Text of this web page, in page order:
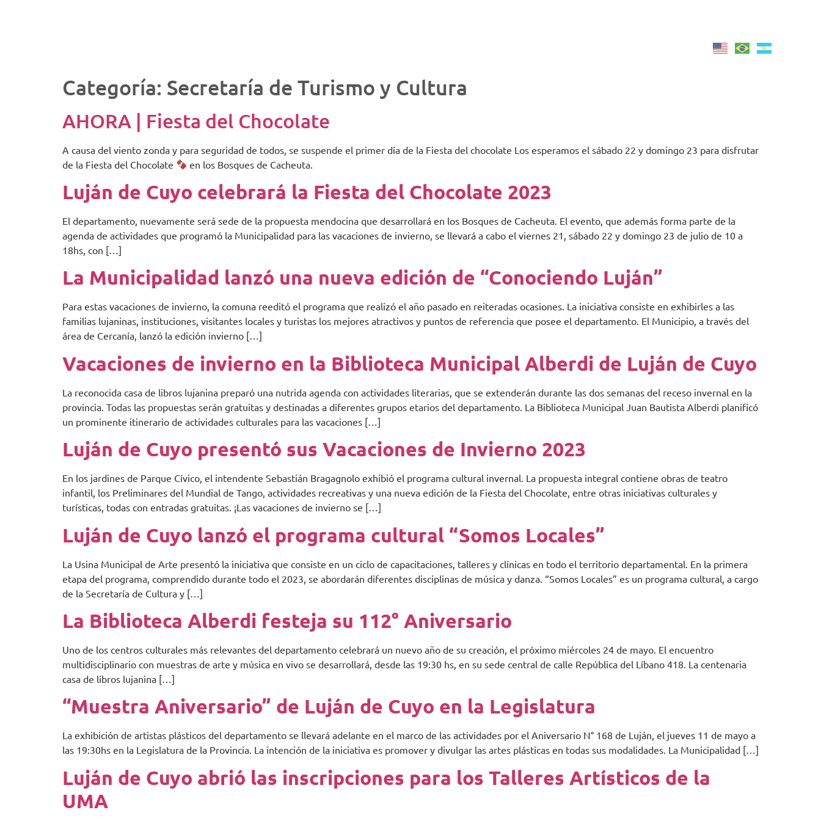
Categoría: Secretaría de Turismo y Cultura
AHORA | Fiesta del Chocolate
A causa del viento zonda y para seguridad de todos, se suspende el primer día de la Fiesta del chocolate Los esperamos el sábado 22 y domingo 23 para disfrutar
de la Fiesta del Chocolate
en los Bosques de Cacheuta.
Luján de Cuyo celebrará la Fiesta del Chocolate 2023
El departamento, nuevamente será sede de la propuesta mendocina que desarrollará en los Bosques de Cacheuta. El evento, que además forma parte de la
agenda de actividades que programó la Municipalidad para las vacaciones de invierno, se llevará a cabo el viernes 21, sábado 22 y domingo 23 de julio de 10 a
18hs, con […]
La Municipalidad lanzó una nueva edición de “Conociendo Luján”
Para estas vacaciones de invierno, la comuna reeditó el programa que realizó el año pasado en reiteradas ocasiones. La iniciativa consiste en exhibirles a las
familias lujaninas, instituciones, visitantes locales y turistas los mejores atractivos y puntos de referencia que posee el departamento. El Municipio, a través del
área de Cercanía, lanzó la edición invierno […]
Vacaciones de invierno en la Biblioteca Municipal Alberdi de Luján de Cuyo
La reconocida casa de libros lujanina preparó una nutrida agenda con actividades literarias, que se extenderán durante las dos semanas del receso invernal en la
provincia. Todas las propuestas serán gratuitas y destinadas a diferentes grupos etarios del departamento. La Biblioteca Municipal Juan Bautista Alberdi planificó
un prominente itinerario de actividades culturales para las vacaciones […]
Luján de Cuyo presentó sus Vacaciones de Invierno 2023
En los jardines de Parque Cívico, el intendente Sebastián Bragagnolo exhibió el programa cultural invernal. La propuesta integral contiene obras de teatro
infantil, los Preliminares del Mundial de Tango, actividades recreativas y una nueva edición de la Fiesta del Chocolate, entre otras iniciativas culturales y
turísticas, todas con entradas gratuitas. ¡Las vacaciones de invierno se […]
Luján de Cuyo lanzó el programa cultural “Somos Locales”
La Usina Municipal de Arte presentó la iniciativa que consiste en un ciclo de capacitaciones, talleres y clínicas en todo el territorio departamental. En la primera
etapa del programa, comprendido durante todo el 2023, se abordarán diferentes disciplinas de música y danza. “Somos Locales” es un programa cultural, a cargo
de la Secretaría de Cultura y […]
La Biblioteca Alberdi festeja su 112° Aniversario
Uno de los centros culturales más relevantes del departamento celebrará un nuevo año de su creación, el próximo miércoles 24 de mayo. El encuentro
multidisciplinario con muestras de arte y música en vivo se desarrollará, desde las 19:30 hs, en su sede central de calle República del Líbano 418. La centenaria
casa de libros lujanina […]
“Muestra Aniversario” de Luján de Cuyo en la Legislatura
La exhibición de artistas plásticos del departamento se llevará adelante en el marco de las actividades por el Aniversario N° 168 de Luján, el jueves 11 de mayo a
las 19:30hs en la Legislatura de la Provincia. La intención de la iniciativa es promover y divulgar las artes plásticas en todas sus modalidades. La Municipalidad […]
Luján de Cuyo abrió las inscripciones para los Talleres Artísticos de la
UMA